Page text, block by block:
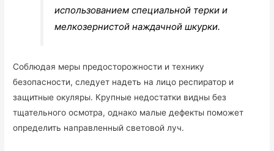
использованием специальной терки и
мелкозернистой наждачной шкурки.
Соблюдая меры предосторожности и технику
безопасности, следует надеть на лицо респиратор и
защитные окуляры. Крупные недостатки видны без
тщательного осмотра, однако малые дефекты поможет
определить направленный световой луч.